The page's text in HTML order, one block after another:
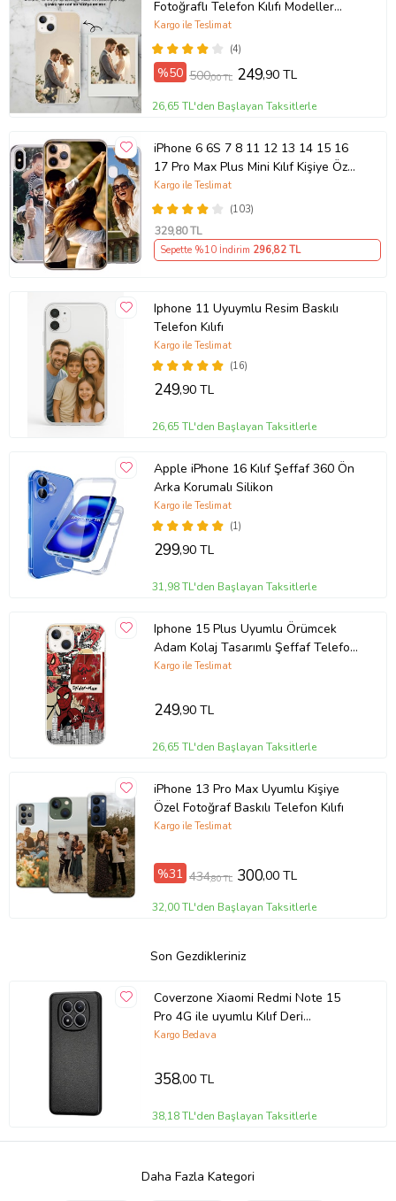
Fotoğraflı Telefon Kılıfı Modeller
Açıklamada
(4)
Kargo ile Teslimat
%50 500,00 TL 249,90 TL
26,65 TL'den Başlayan Taksitlerle
iPhone 6 6S 7 8 11 12 13 14 15 16
17 Pro Max Plus Mini Kılıf Kişiye Özel
Resimli Fotoğraflı Silikon
(103)
Kargo ile Teslimat
329,80 TL
Sepette %10 İndirim 296,82 TL
Iphone 11 Uyuymlu Resim Baskılı
Telefon Kılıfı
(16)
Kargo ile Teslimat
249,90 TL
26,65 TL'den Başlayan Taksitlerle
Apple iPhone 16 Kılıf Şeffaf 360 Ön
Arka Korumalı Silikon
(1)
Kargo ile Teslimat
299,90 TL
31,98 TL'den Başlayan Taksitlerle
Iphone 15 Plus Uyumlu Örümcek
Adam Kolaj Tasarımlı Şeffaf Telefon
Kılıfı
Kargo ile Teslimat
249,90 TL
26,65 TL'den Başlayan Taksitlerle
iPhone 13 Pro Max Uyumlu Kişiye
Özel Fotoğraf Baskılı Telefon Kılıfı
Kargo ile Teslimat
%31 434,80 TL 300,00 TL
32,00 TL'den Başlayan Taksitlerle
Son Gezdikleriniz
Coverzone Xiaomi Redmi Note 15
Pro 4G ile uyumlu Kılıf Deri
Görünümlü Thermax Silikon kılıf
Redmi Note 15 Pro 4G için Deri
Görünüm Kapak Siyah
Kargo Bedava
358,00 TL
38,18 TL'den Başlayan Taksitlerle
Daha Fazla Kategori